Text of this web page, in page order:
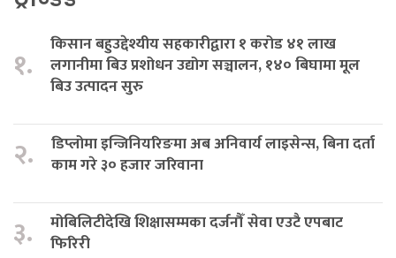
१.
किसान बहुउद्देश्यीय सहकारीद्वारा १ करोड ४१ लाख
लगानीमा बिउ प्रशोधन उद्योग सञ्चालन, १४० बिघामा मूल
बिउ उत्पादन सुरु
२.
डिप्लोमा इन्जिनियरिङमा अब अनिवार्य लाइसेन्स, बिना दर्ता
काम गरे ३० हजार जरिवाना
३.
मोबिलिटीदेखि शिक्षासम्मका दर्जनौँ सेवा एउटै एपबाट
फिरिरी